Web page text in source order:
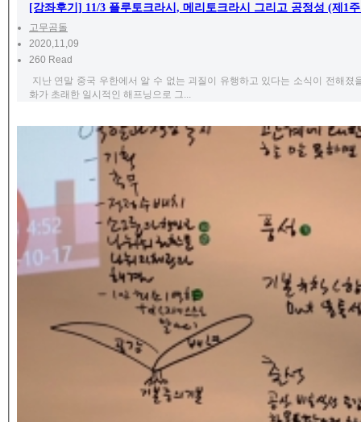
[강좌후기] 11/3 플루토크라시, 메리토크라시 그리고 공정성 (제1
고무곰돌
2020,11,09
260 Read
지난 연말 중국 우한에서 알 수 없는 괴질이 유행하고 있다는 소식이 전해졌
화가 초래한 일시적인 해프닝으로 그...